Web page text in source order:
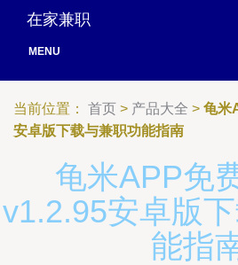
在家兼职
MENU
当前位置： 首页 > 产品大全 > 龟米
安卓版下载与兼职功能指南
龟米APP免
v1.2.95安卓版
能指